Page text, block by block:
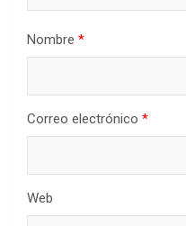
Nombre *
Correo electrónico *
Web